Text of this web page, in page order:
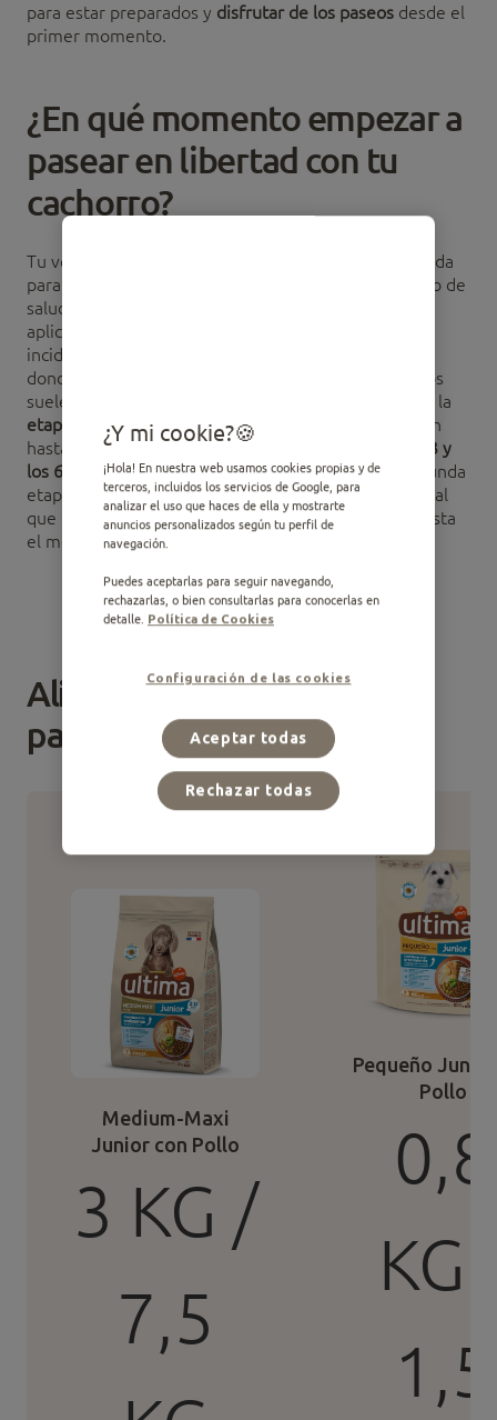
para estar preparados y disfrutar de los paseos desde el
primer momento.
¿En qué momento empezar a
pasear en libertad con tu
cachorro?
Tu veterinario de confianza es la persona más indicada
para darte información al respecto. Conoce el estado de
salud de tu cachorro, el
aplicado, además de tener información sobre la
incidencia de enfermedades infecciosas en la zona
donde vivís. Sin embargo, la mayoría de los cachorros
suelen empezar a pasear en libertad al comienzo de la
etapa juvenil,
que va desde el final de la socialización
hasta el inicio de la adolescencia, es decir
entre los 3 y
los 6 meses aproximadamente.Se trata de una segunda
etapa de socialización, durante la cual es fundamental
que el cachorro confirme las experiencias vividas hasta
el momento.
Alimentos recomendados
para cachorros
Medium-Maxi
Junior con Pollo
3 KG /
7,5
Pequeño
Pollo
0,8
KG
1,5
¿Y mi cookie?
¡Hola! En nuestra web usamos cookies propias y de
terceros, incluidos los servicios de Google, para
analizar el uso que haces de ella y mostrarte
anuncios personalizados según tu perfil de
navegación.
Puedes aceptarlas para seguir navegando,
rechazarlas, o bien consultarlas para conocerlas en
detalle. Política de Cookies
Configuración de las cookies
Rechazar todas
Aceptar todas